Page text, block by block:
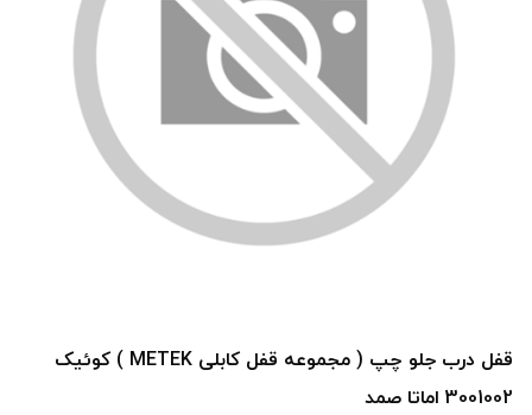
قفل درب جلو چپ ( مجموعه قفل کابلی METEK ) کوئیک
3001002 اماتا صمد